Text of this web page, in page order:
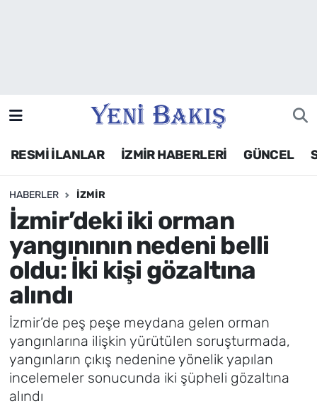
RESMİ İLANLAR İZMİR HABERLERİ GÜNCEL
HABERLER İZMIR
İzmir’deki iki orman
yangınının nedeni belli
oldu: İki kişi gözaltına
alındı
İzmir’de peş peşe meydana gelen orman
yangınlarına ilişkin yürütülen soruşturmada,
yangınların çıkış nedenine yönelik yapılan
incelemeler sonucunda iki şüpheli gözaltına
alındı
Siyaset
Asayiş / Polis-Adliye
Magazin
Foto Galeri
Künye
İletişim